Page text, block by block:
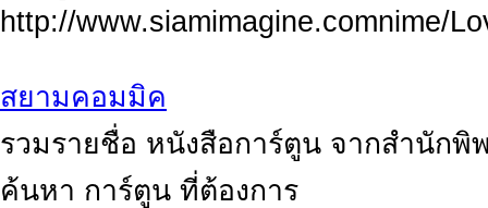
http://www.siamimagine.comnime/
สยามคอมมิค
รวมรายชื่อ หนังสือการ์ตูน จากสำนักพิ
ค้นหา การ์ตูน ที่ต้องการ